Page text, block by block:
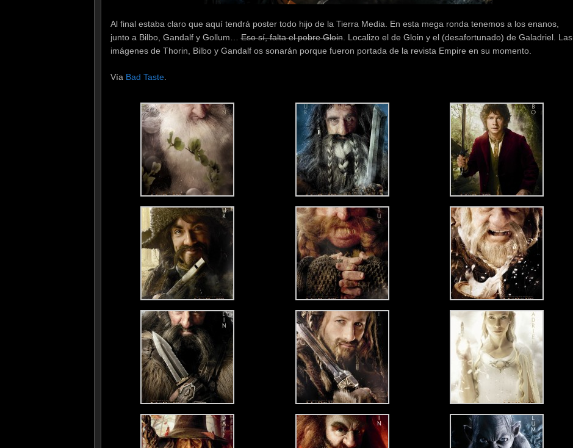
Al final estaba claro que aquí tendrá poster todo hijo de la Tierra Media. En esta mega ronda tenemos a los enanos,
junto a Bilbo, Gandalf y Gollum…Eso sí, falta el pobre Gloin. Localizo el de Gloin y el (desafortunado) de Galadriel. Las
imágenes de Thorin, Bilbo y Gandalf os sonarán porque fueron portada de la revista Empire en su momento.
Vía Bad Taste.